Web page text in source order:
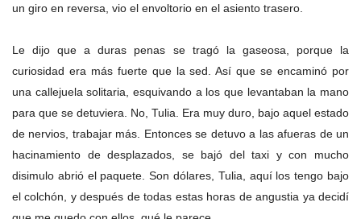
un giro en reversa, vio el envoltorio en el asiento trasero.
Le dijo que a duras penas se tragó la gaseosa, porque la
curiosidad era más fuerte que la sed. Así que se encaminó por
una callejuela solitaria, esquivando a los que levantaban la mano
para que se detuviera. No, Tulia. Era muy duro, bajo aquel estado
de nervios, trabajar más. Entonces se detuvo a las afueras de un
hacinamiento de desplazados, se bajó del taxi y con mucho
disimulo abrió el paquete. Son dólares, Tulia, aquí los tengo bajo
el colchón, y después de todas estas horas de angustia ya decidí